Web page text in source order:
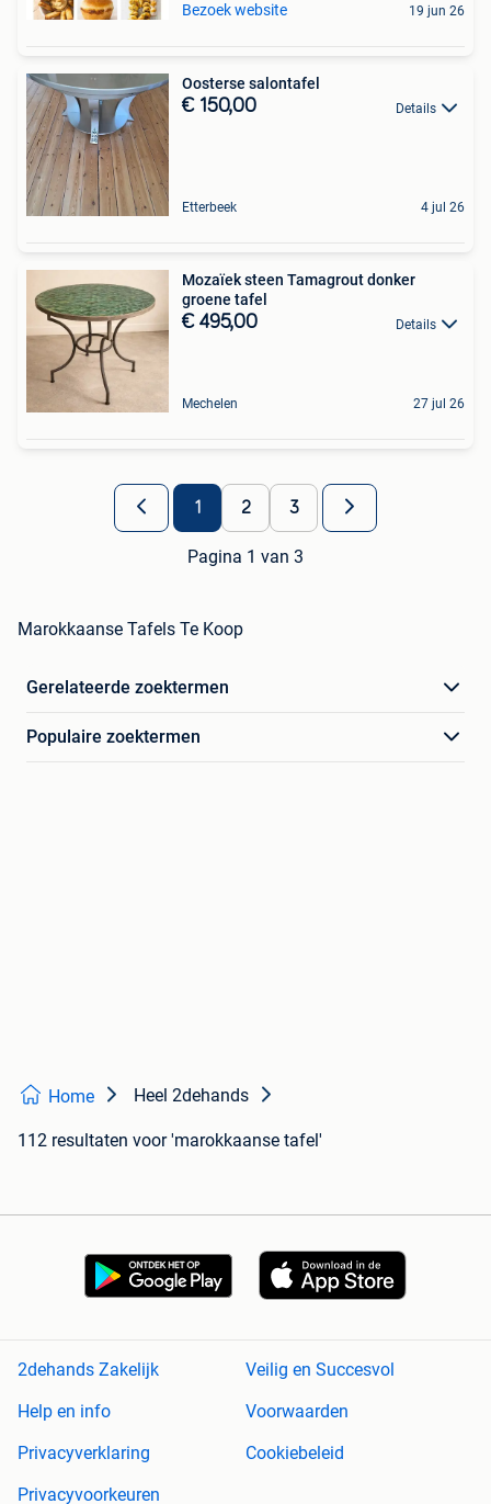
Bezoek website 19 jun 26
Oosterse salontafel
€ 150,00 Details
Etterbeek 4 jul 26
Mozaïek steen Tamagrout donker
groene tafel
€ 495,00 Details
Mechelen 27 jul 26
1 2 3
Pagina 1 van 3
Marokkaanse Tafels Te Koop
Gerelateerde zoektermen
Populaire zoektermen
Home Heel 2dehands
112 resultaten voor 'marokkaanse tafel'
2dehands Zakelijk
Veilig en Succesvol
Help en info
Voorwaarden
Privacyverklaring
Cookiebeleid
Privacyvoorkeuren